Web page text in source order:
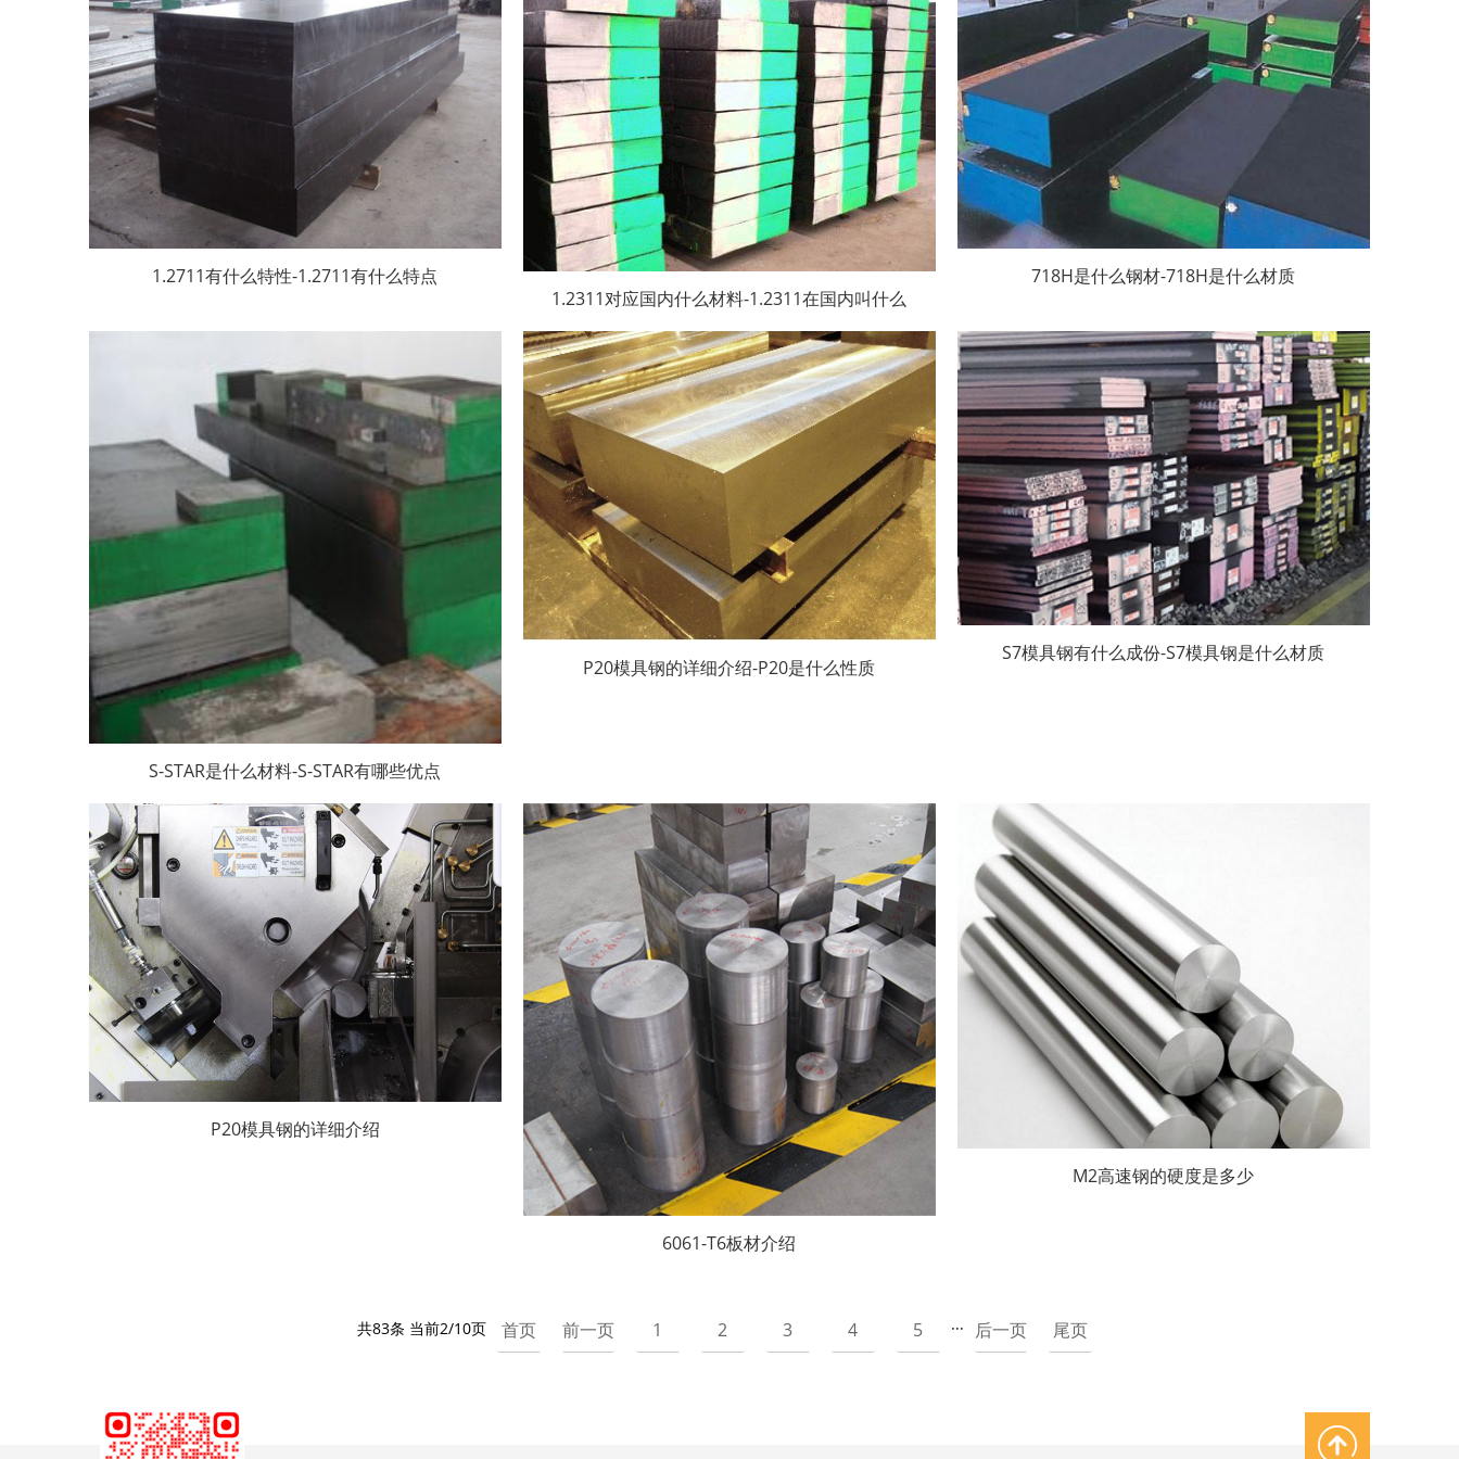
1.2711有什么特性-1.2711有什么特点
1.2311对应国内什么材料-1.2311在国内叫什么
718H是什么钢材-718H是什么材质
S-STAR是什么材料-S-STAR有哪些优点
P20模具钢的详细介绍-P20是什么性质
S7模具钢有什么成份-S7模具钢是什么材质
P20模具钢的详细介绍
6061-T6板材介绍
M2高速钢的硬度是多少
共83条 当前2/10页 首页 前一页 1 2 3 4 5 ··· 后一页 尾页